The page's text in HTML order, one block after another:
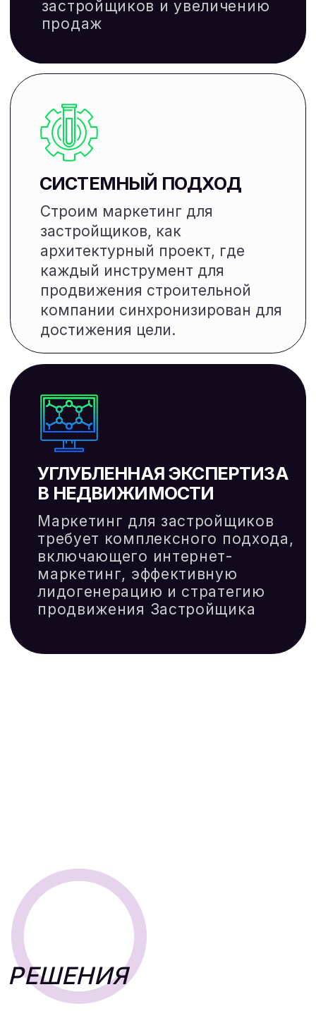
Мы помогаем настраивать
объявления таким образом, чтобы
они не только собирали клики, но и
приводили реальные лиды для
застройщиков
Мониторинг KPI – это основа
успешного продвижения
застройщика в интернете.
Качественное продвижение сайтов
застройщиков требует комплексного
подхода
Применение гибкой системы
рассрочек, бонусов и скидок
Бонусные программы являются
важным элементом в стратегии
продвижения строительной
компании,
ПРОГРЕВ БАЗЫ
И СТИМУЛИРОВАНИЕ СДЕЛОК
ЭФФЕКТИВНОСТИ
ГЕНЕРАЦИЯ ЛИДОВ И
УВЕЛИЧЕНИЕ КОНВЕРСИИ
ВИДЕОМАРКЕТИНГ
Производство видеообзоров жилых
комплексов
Создание промороликов для
рекламы и социальных сетей
Создаём высококонверсионные
сайты и лендинги, адаптированные
под рекламу в новостройках
Интернет-маркетинг для
застройщика, который помогает
привлекать лиды и увеличивать
НА ОСНОВЕ КОТОРЫХ
ПРИНИМАЮТСЯ РЕШЕНИЯ,
СОЗДАЕТСЯ МАГИЯ ВОВЛЕЧЕНИЯ
— ОСНОВА
СТРАТЕГИИ
ПРОДВИЖЕНИЯ
СТРОИТЕЛЬНОЙ КОМПАНИИ
ПРИМЕРЫ ОТЧЕТОВ